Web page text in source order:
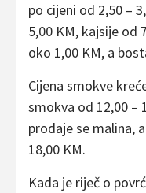
po cijeni od 2,50 –
5,00 KM, kajsije od
oko 1,00 KM, a
Cijena smokve
smokva od 12,00 –
prodaje se malina,
18,00 KM.
Kada je riječ o